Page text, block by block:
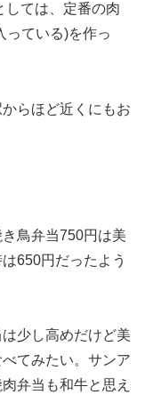
しては、定番の肉
っている)を作っ
らほど近くにもお
鳥弁当750円は美
650円だったよう
少し高めだけど美
てみたい。サンア
弁当も和牛と思え